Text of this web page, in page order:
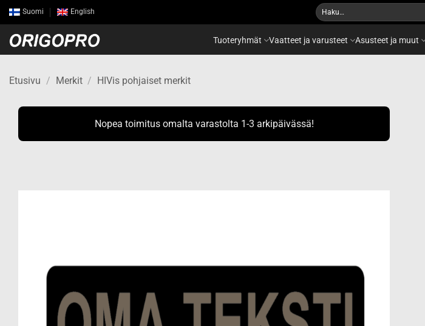
Skip
to
content
Suomi English Etsi:
Tuoteryhmät Vaatteet ja varusteet Asusteet ja muut
Etusivu / Merkit / HIVis pohjaiset merkit
Nopea toimitus omalta varastolta 1-3 arkipäivässä!